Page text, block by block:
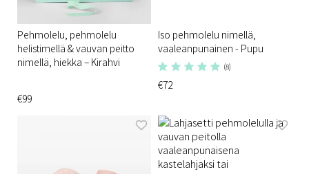
Pehmolelu, pehmolelu
helistimellä & vauvan peitto
nimellä, hiekka – Kirahvi
€99
Iso pehmolelu nimellä,
vaaleanpunainen - Pupu
(8)
€72